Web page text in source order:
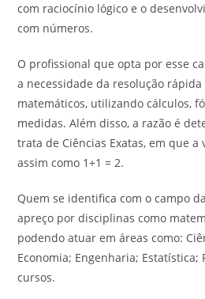
com raciocínio lógico e o
com números.
O profissional que opta por esse
a necessidade da resolução
matemáticos, utilizando cálculos,
medidas. Além disso, a razão é
trata de Ciências Exatas, em que a
assim como 1+1 = 2.
Quem se identifica com o campo
apreço por disciplinas como
podendo atuar em áreas como:
Economia; Engenharia; Estatística;
cursos.